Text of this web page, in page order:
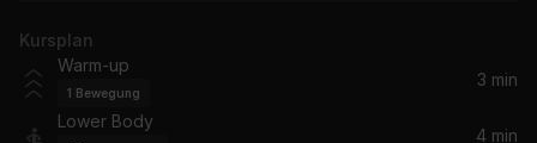
Kursplan
Warm-up
1 Bewegung
3 min
Lower Body
4 min